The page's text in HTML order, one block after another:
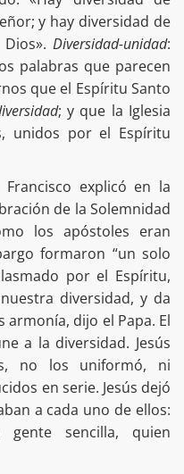
y hay diversidad de
Diversidad-unidad:
palabras que parecen
que el Espíritu Santo
; y que la Iglesia
unidos por el Espíritu
explicó en la
de la Solemnidad
los apóstoles eran
formaron “un solo
por el Espíritu,
diversidad, y da
dijo el Papa. El
a la diversidad. Jesús
no los uniformó, ni
en serie. Jesús dejó
a cada uno de ellos:
gente sencilla, quien